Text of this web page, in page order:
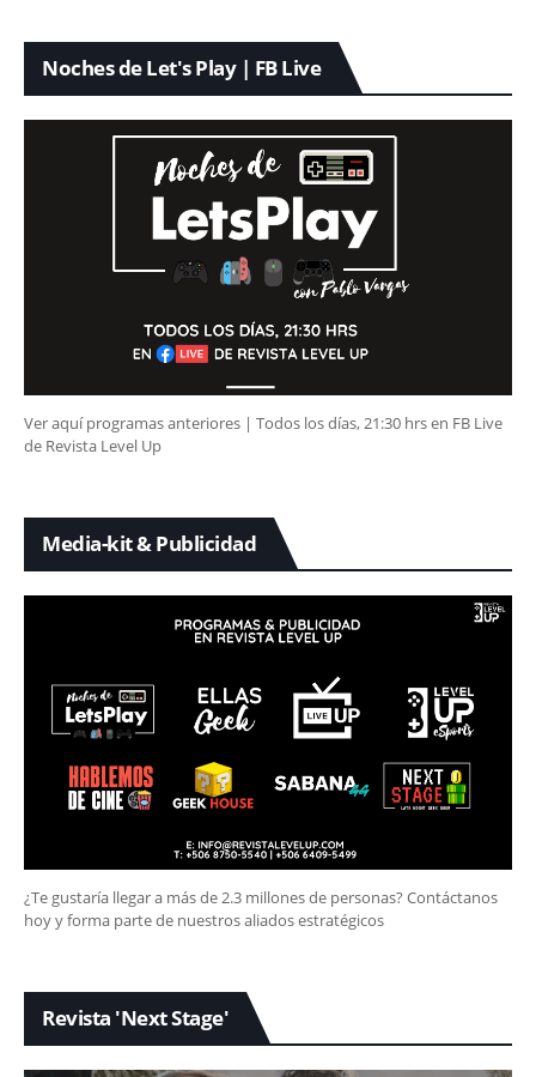
Noches de Let's Play | FB Live
Ver aquí programas anteriores | Todos los días, 21:30 hrs en FB Live
de Revista Level Up
Media-kit & Publicidad
¿Te gustaría llegar a más de 2.3 millones de personas? Contáctanos
hoy y forma parte de nuestros aliados estratégicos
Revista 'Next Stage'